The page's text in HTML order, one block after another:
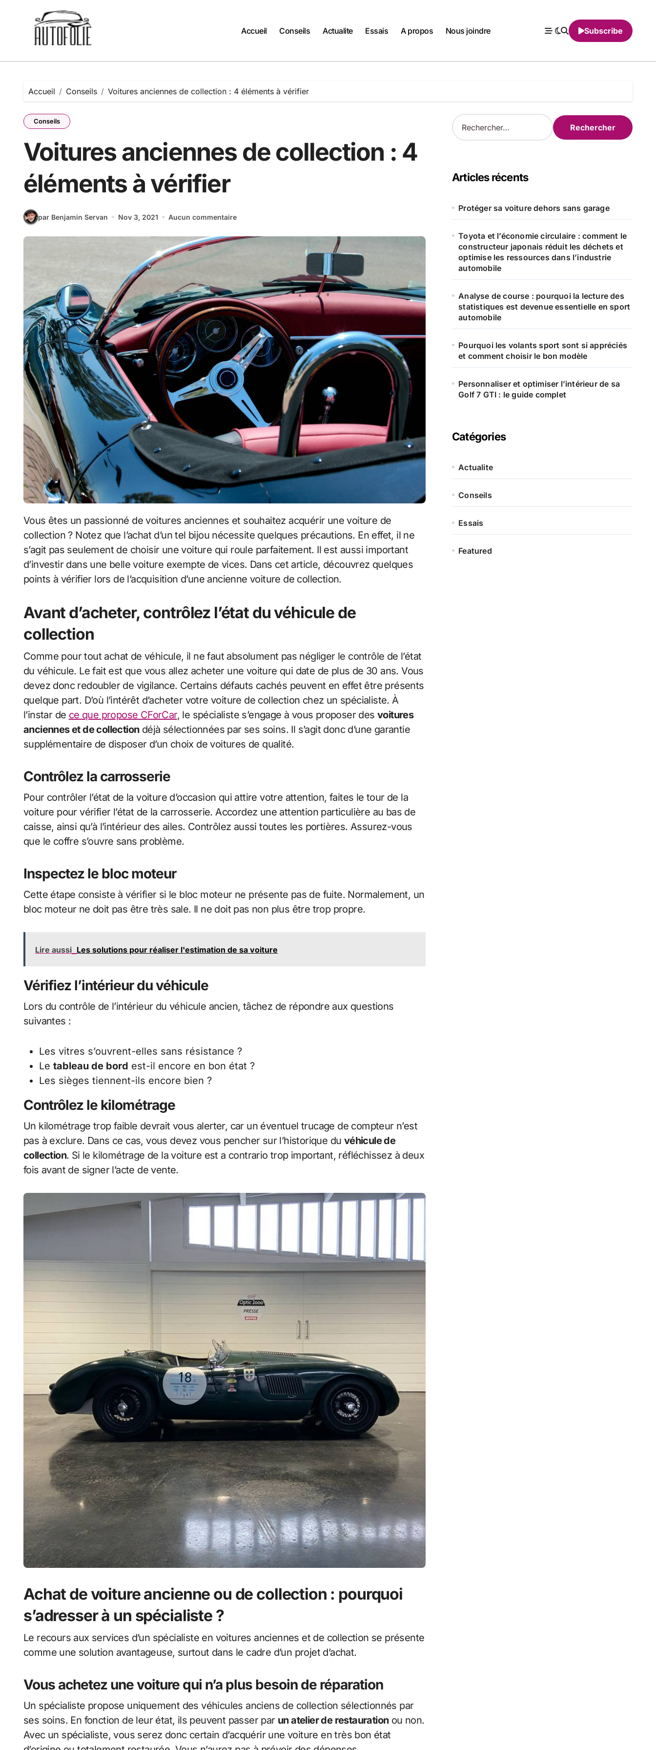
Accueil Conseils Actualite Essais A propos Nous joindre Subscribe
Accueil Conseils Voitures anciennes de collection : 4 éléments à vérifier
Conseils
Voitures anciennes de collection : 4
éléments à vérifier
par Benjamin Servan Nov 3, 2021 Aucun commentaire
Vous êtes un passionné de voitures anciennes et souhaitez acquérir une voiture de
collection ? Notez que l’achat d’un tel bijou nécessite quelques précautions. En effet, il ne
s’agit pas seulement de choisir une voiture qui roule parfaitement. Il est aussi important
d’investir dans une belle voiture exempte de vices. Dans cet article, découvrez quelques
points à vérifier lors de l’acquisition d’une ancienne voiture de collection.
Avant d’acheter, contrôlez l’état du véhicule de
collection
Comme pour tout achat de véhicule, il ne faut absolument pas négliger le contrôle de l’état
du véhicule. Le fait est que vous allez acheter une voiture qui date de plus de 30 ans. Vous
devez donc redoubler de vigilance. Certains défauts cachés peuvent en effet être présents
quelque part. D’où l’intérêt d’acheter votre voiture de collection chez un spécialiste. À
l’instar de ce que propose CForCar, le spécialiste s’engage à vous proposer desvoitures
anciennes et de collectiondéjà sélectionnées par ses soins. Il s’agit donc d’une garantie
supplémentaire de disposer d’un choix de voitures de qualité.
Contrôlez la carrosserie
Pour contrôler l’état de la voiture d’occasion qui attire votre attention, faites le tour de la
voiture pour vérifier l’état de la carrosserie. Accordez une attention particulière au bas de
caisse, ainsi qu’à l’intérieur des ailes. Contrôlez aussi toutes les portières. Assurez-vous
que le coffre s’ouvre sans problème.
Inspectez le bloc moteur
Cette étape consiste à vérifier si le bloc moteur ne présente pas de fuite. Normalement, un
bloc moteur ne doit pas être très sale. Il ne doit pas non plus être trop propre.
Lire aussi Les solutions pour réaliser l'estimation de sa voiture
Vérifiez l’intérieur du véhicule
Lors du contrôle de l’intérieur du véhicule ancien, tâchez de répondre aux questions
suivantes :
Les vitres s’ouvrent-elles sans résistance ?
Le tableau de bord est-il encore en bon état ?
Les sièges tiennent-ils encore bien ?
Contrôlez le kilométrage
Un kilométrage trop faible devrait vous alerter, car un éventuel trucage de compteur n’est
pas à exclure. Dans ce cas, vous devez vous pencher sur l’historique du véhicule de
collection. Si le kilométrage de la voiture est a contrario trop important, réfléchissez à deux
fois avant de signer l’acte de vente.
Achat de voiture ancienne ou de collection : pourquoi
s’adresser à un spécialiste ?
Le recours aux services d’un spécialiste en voitures anciennes et de collection se présente
comme une solution avantageuse, surtout dans le cadre d’un projet d’achat.
Vous achetez une voiture qui n’a plus besoin de réparation
Un spécialiste propose uniquement des véhicules anciens de collection sélectionnés par
ses soins. En fonction de leur état, ils peuvent passer par un atelier de restaurationou non.
Avec un spécialiste, vous serez donc certain d’acquérir une voiture en très bon état
R
e
r
c
e
:
Articles récents
Protéger sa voiture dehors sans garage
Toyota et l’économie circulaire : comment le
constructeur japonais réduit les déchets et
optimise les ressources dans l’industrie
automobile
Analyse de course : pourquoi la lecture des
statistiques est devenue essentielle en sport
automobile
Pourquoi les volants sport sont si appréciés
et comment choisir le bon modèle
Personnaliser et optimiser l’intérieur de sa
Golf 7 GTI : le guide complet
Catégories
Actualite
Conseils
Essais
Featured